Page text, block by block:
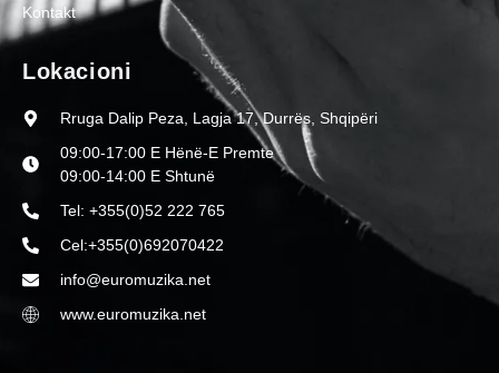
Kontakt
Lokacioni
Rruga Dalip Peza, Lagja 17, Durrës, Shqipëri
09:00-17:00 E Hënë-E Premte
09:00-14:00 E Shtunë
Tel: +355(0)52 222 765
Cel:+355(0)692070422
info@euromuzika.net
www.euromuzika.net